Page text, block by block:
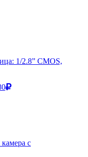
1/2.8” CMOS,
с